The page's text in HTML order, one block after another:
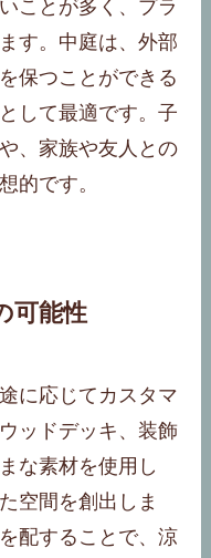
ことが多く、プラ
す。中庭は、外部
保つことができる
して最適です。子
、家族や友人との
的です。
可能性
に応じてカスタマ
ッドデッキ、装飾
な素材を使用し
空間を創出しま
配することで、涼